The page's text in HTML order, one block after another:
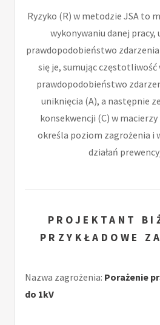
Ryzyko (R) w metodzie JSA to
wykonywaniu danej pracy,
prawdopodobieństwo
się je, sumując częstotliwość
prawdopodobieństwo
uniknięcia (A), a następnie
konsekwencji (C) w macierzy
określa poziom zagrożenia i
działań
PROJEKTANT
PRZYKŁADOWE
Nazwa zagrożenia: Porażenie
do 1kV